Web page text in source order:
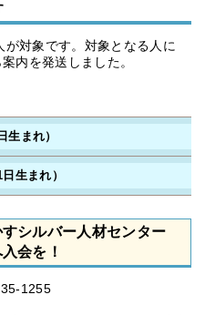
対象です。対象となる人に
内を発送しました。
生まれ）
生まれ）
シルバー人材センター
会を！
1255